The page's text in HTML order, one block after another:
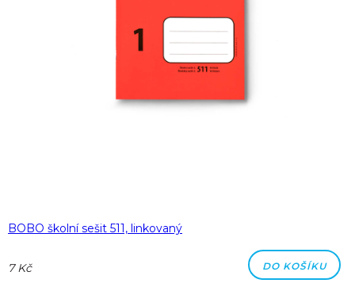
BOBO školní sešit 511, linkovaný
7 Kč DO KOŠÍKU